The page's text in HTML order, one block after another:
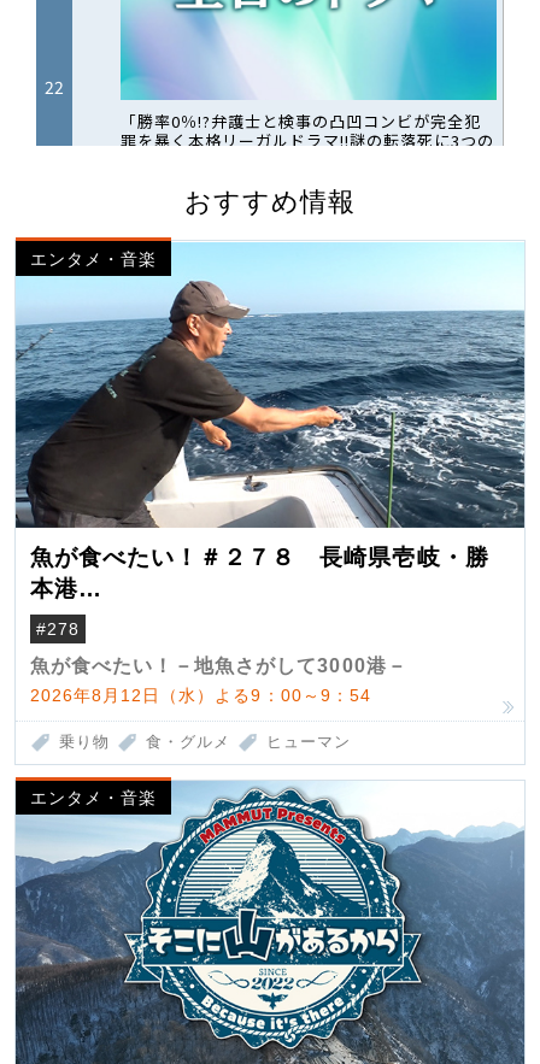
おすすめ情報
エンタメ・音楽
魚が食べたい！＃２７８ 長崎県壱岐・勝
本港
（クロマグロ）
#278
魚が食べたい！－地魚さがして3000港－
2026年8月12日（水）よる9：00～9：54
乗り物 食・グルメ ヒューマン
エンタメ・音楽